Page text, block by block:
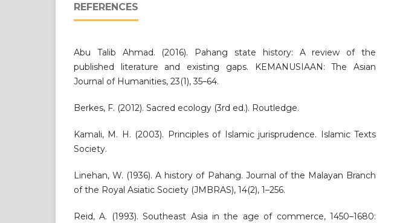
REFERENCES
Abu Talib Ahmad. (2016). Pahang state history: A review of the
published literature and existing gaps. KEMANUSIAAN: The Asian
Journal of Humanities, 23(1), 35–64.
Berkes, F. (2012). Sacred ecology (3rd ed.). Routledge.
Kamali, M. H. (2003). Principles of Islamic jurisprudence. Islamic Texts
Society.
Linehan, W. (1936). A history of Pahang. Journal of the Malayan Branch
of the Royal Asiatic Society (JMBRAS), 14(2), 1–256.
Reid, A. (1993). Southeast Asia in the age of commerce, 1450–1680: